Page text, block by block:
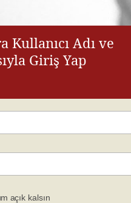
Kullanıcı Adı ve
Giriş Yap
açık kalsın